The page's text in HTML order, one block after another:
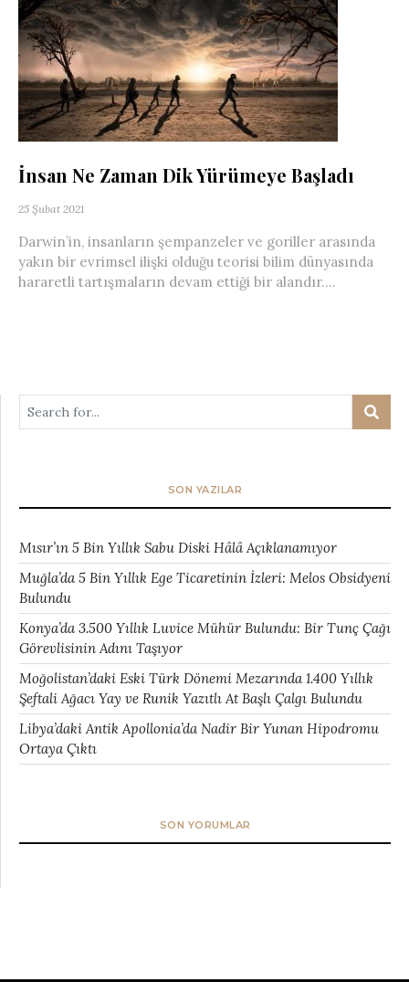
İnsan Ne Zaman Dik Yürümeye Başladı
25 Şubat 2021
Darwin’in, insanların şempanzeler ve goriller arasında
yakın bir evrimsel ilişki olduğu teorisi bilim dünyasında
hararetli tartışmaların devam ettiği bir alandır....
SON YAZILAR
Mısır’ın 5 Bin Yıllık Sabu Diski Hâlâ Açıklanamıyor
Muğla’da 5 Bin Yıllık Ege Ticaretinin İzleri: Melos Obsidyeni
Bulundu
Konya’da 3.500 Yıllık Luvice Mühür Bulundu: Bir Tunç Çağı
Görevlisinin Adını Taşıyor
Moğolistan’daki Eski Türk Dönemi Mezarında 1.400 Yıllık
Şeftali Ağacı Yay ve Runik Yazıtlı At Başlı Çalgı Bulundu
Libya’daki Antik Apollonia’da Nadir Bir Yunan Hipodromu
Ortaya Çıktı
SON YORUMLAR